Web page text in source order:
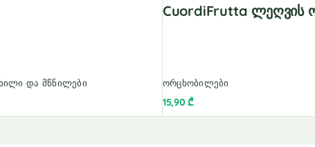
და მწნილები
CuordiFrutta Ლეღვის
ორცხობილები
15,90₾